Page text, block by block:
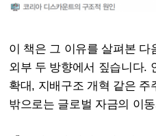
이 책은 그 이유를 살펴본 다
외부 두 방향에서 짚습니다.
확대, 지배구조 개혁 같은 주
밖으로는 글로벌 자금의 이